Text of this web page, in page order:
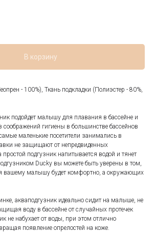
В корзину
- 100%), Ткань подкладки (Полиэстер - 80%,
подойдет малышу для плавания в бассейне и
гигиены в большинстве бассейнов
маленькие посетители занимались в
не защищают от непредвиденных
простой подгузник напитывается водой и тянет
Ducky вы можете быть уверены в том,
вашему малышу будет комфортно, а окружающих
акваподгузник идеально сидит на малыше, не
воду в бассейне от случайных протечек
не набухает от воды, при этом отлично
появление опрелостей на коже.